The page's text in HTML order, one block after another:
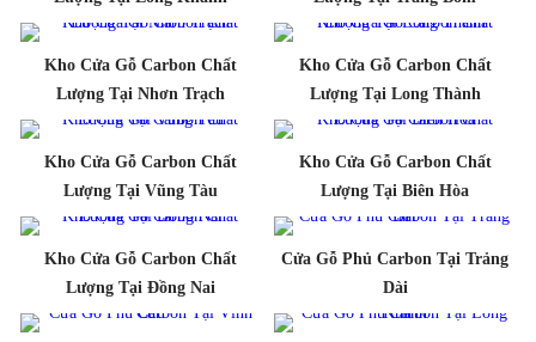
Kho Cửa Gỗ Carbon Chất
Lượng Tại Nhơn Trạch
Kho Cửa Gỗ Carbon Chất
Lượng Tại Long Thành
Kho Cửa Gỗ Carbon Chất
Lượng Tại Vũng Tàu
Kho Cửa Gỗ Carbon Chất
Lượng Tại Biên Hòa
Kho Cửa Gỗ Carbon Chất
Lượng Tại Đồng Nai
Cửa Gỗ Phủ Carbon Tại Trảng
Dài